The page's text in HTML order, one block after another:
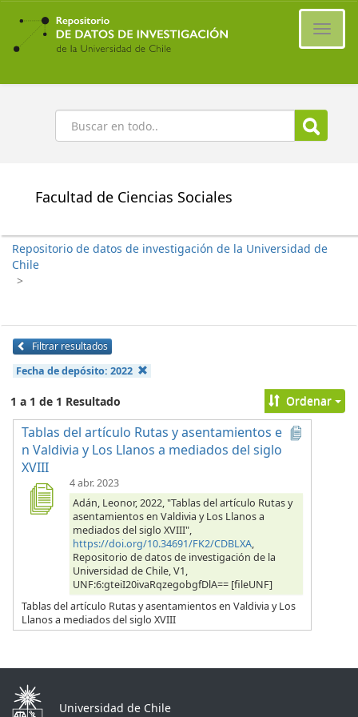
Ir
contenido
principal
Buscar
Facultad de Ciencias Sociales
Repositorio de datos de investigación de la Universidad de
Chile
>
Filtrar resultados
Fecha de depósito: 2022
1 a 1 de 1 Resultado Ordenar
Tablas del artículo Rutas y asentamientos e
n Valdivia y Los Llanos a mediados del siglo
XVIII
4 abr. 2023
Adán, Leonor, 2022, "Tablas del artículo Rutas y
asentamientos en Valdivia y Los Llanos a
mediados del siglo XVIII",
https://doi.org/10.34691/FK2/CDBLXA,
Repositorio de datos de investigación de la
Universidad de Chile, V1,
UNF:6:gteiI20ivaRqzegobgfDlA== [fileUNF]
Tablas del artículo Rutas y asentamientos en Valdivia y Los
Llanos a mediados del siglo XVIII
Universidad de Chile